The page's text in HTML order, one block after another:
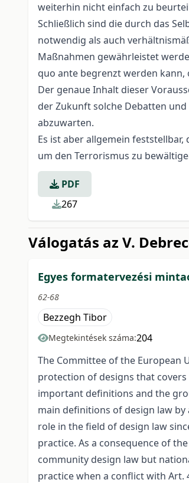
weiterhin nicht einfach zu
Schließlich sind die durch das
notwendig als auch
Maßnahmen gewährleistet
quo ante begrenzt werden
Der genaue Inhalt dieser
der Zukunft solche Debatten
abzuwarten.
Es ist aber allgemein
um den Terrorismus zu
PDF
267
Válogatás az V.
Egyes formatervezési
62-68
Bezzegh Tibor
Megtekintések száma:204
The Committee of the European
protection of designs that
important definitions and the
main definitions of design law
role in the field of design law
practice. As a consequence of
community design law but
practice when a conflict with